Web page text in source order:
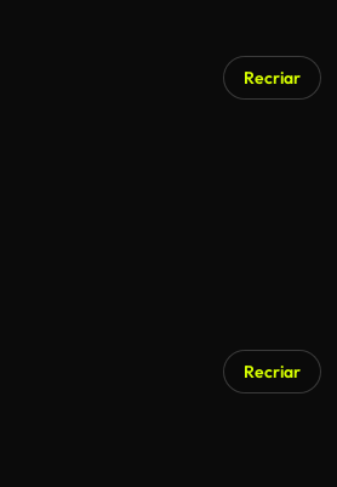
Recriar
Recriar